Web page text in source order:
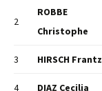
2
ROBBE
Christophe
3 HIRSCH Frantz
4 DIAZ Cecilia